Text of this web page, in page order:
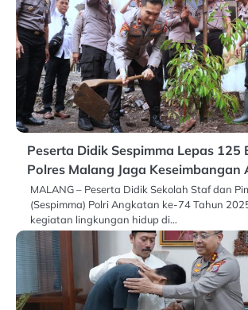
Peserta Didik Sespimma Lepas 125
Polres Malang Jaga Keseimbangan
MALANG – Peserta Didik Sekolah Staf dan
(Sespimma) Polri Angkatan ke-74 Tahun
kegiatan lingkungan hidup di…